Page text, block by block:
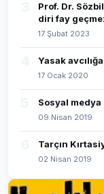
Prof. Dr.
diri fay
17 Şubat 2023
Yasak
17 Ocak 2020
Sosyal
09 Nisan 2019
Tarçın
02 Nisan 2019